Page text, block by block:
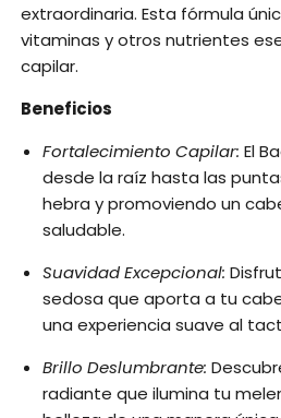
extraordinaria. Esta fórmula
vitaminas y otros nutrientes
capilar.
Beneficios
Fortalecimiento Capilar: El
desde la raíz hasta las
hebra y promoviendo un
saludable.
Suavidad Excepcional:
sedosa que aporta a tu
una experiencia suave al
Brillo Deslumbrante:
radiante que ilumina tu